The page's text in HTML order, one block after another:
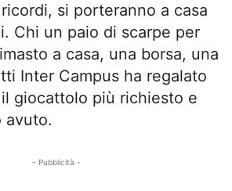
si porteranno a casa
Chi un paio di scarpe per
a casa, una borsa, una
Inter Campus ha regalato
giocattolo più richiesto e
avuto.
- Pubblicità -